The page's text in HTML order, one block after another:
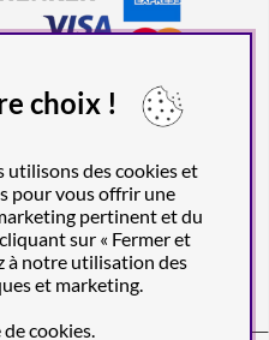
choix !
utilisons des cookies et
pour vous offrir une
pertinent et du
sur « Fermer et
à notre utilisation des
et marketing.
cookies.